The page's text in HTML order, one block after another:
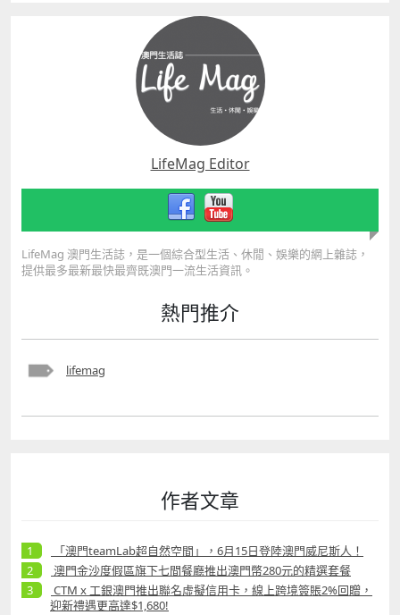
LifeMag Editor
LifeMag 澳門生活誌，是一個綜合型生活、休閒、娛樂的網上雜誌，
提供最多最新最快最齊既澳門一流生活資訊。
熱門推介
lifemag
作者文章
「澳門teamLab超自然空間」，6月15日登陸澳門威尼斯人！
澳門金沙度假區旗下七間餐廳推出澳門幣280元的精選套餐
CTM x 工銀澳門推出聯名虛擬信用卡，線上跨境簽賬2%回贈，
迎新禮遇更高達$1,680!